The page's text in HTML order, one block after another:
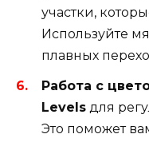
участки,
Используйте
плавных
Работа с
Levels для
Это поможет